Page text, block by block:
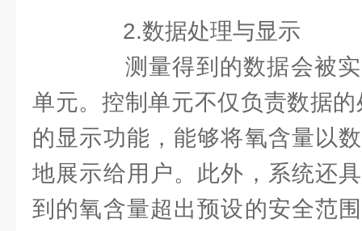
2.数据处理与显示
测量得到的数据会被实
单元。控制单元不仅负责数据
的显示功能，能够将氧含量以
地展示给用户。此外，系统还
到的氧含量超出预设的安全范